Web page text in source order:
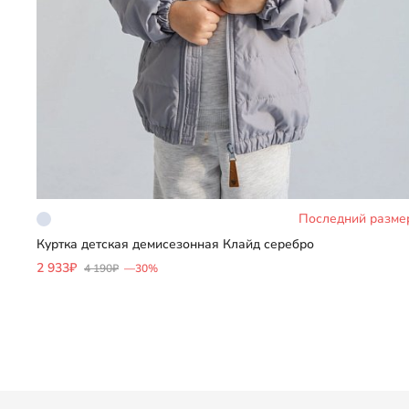
Последний
Куртка детская демисезонная Клайд серебро
2 933₽ 4 190₽ —30%